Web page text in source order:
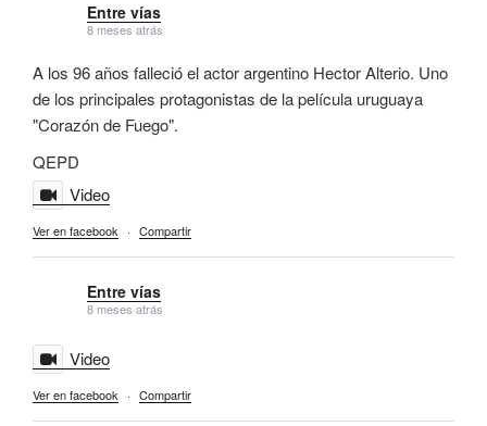
Entre vías
8 meses atrás
A los 96 años falleció el actor argentino Hector Alterio. Uno
de los principales protagonistas de la película uruguaya
"Corazón de Fuego".
QEPD
Video
Ver en facebook · Compartir
Entre vías
8 meses atrás
Video
Ver en facebook · Compartir